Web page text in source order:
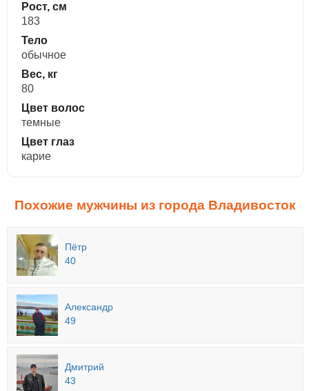
Рост, см
183
Тело
обычное
Вес, кг
80
Цвет волос
темные
Цвет глаз
карие
Похожие мужчины из города Владивосток
Пётр
40
Александр
49
Дмитрий
43